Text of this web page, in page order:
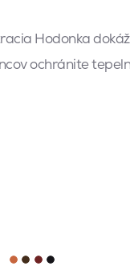
Hodonka
ochránite